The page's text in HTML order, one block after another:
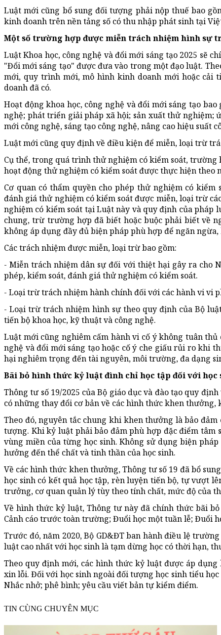
Luật mới cũng bổ sung đối tượng phải nộp thuế bao
kinh doanh trên nền tảng số có thu nhập phát sinh tại
Một số trường hợp được miễn trách nhiệm hình sự
Luật Khoa học, công nghệ và đổi mới sáng tạo 2025 sẽ
"Đổi mới sáng tạo" được đưa vào trong một đạo luật.
mới, quy trình mới, mô hình kinh doanh mới hoặc cải
doanh đã có.
Hoạt động khoa học, công nghệ và đổi mới sáng tạo
nghệ; phát triển giải pháp xã hội; sản xuất thử nghiệm;
mới công nghệ, sáng tạo công nghệ, nâng cao hiệu suất
Luật mới cũng quy định về điều kiện để miễn, loại trừ
Cụ thể, trong quá trình thử nghiệm có kiểm soát,
hoạt động thử nghiệm có kiểm soát được thực hiện theo
Cơ quan có thẩm quyền cho phép thử nghiệm có
đánh giá thử nghiệm có kiểm soát được miễn, loại trừ
nghiệm có kiểm soát tại Luật này và quy định của pháp
chung, trừ trường hợp đã biết hoặc buộc phải biết về
không áp dụng đầy đủ biện pháp phù hợp để ngăn
Các trách nhiệm được miễn, loại trừ bao gồm:
- Miễn trách nhiệm dân sự đối với thiệt hại gây ra cho
phép, kiểm soát, đánh giá thử nghiệm có kiểm soát.
- Loại trừ trách nhiệm hành chính đối với các hành vi vi
- Loại trừ trách nhiệm hình sự theo quy định của Bộ
tiến bộ khoa học, kỹ thuật và công nghệ.
Luật mới cũng nghiêm cấm hành vi cố ý không tuân
nghệ và đổi mới sáng tạo hoặc cố ý che giấu rủi ro khi
hại nghiêm trọng đến tài nguyên, môi trường, đa dạng
Bãi bỏ hình thức kỷ luật đình chỉ học tập đối với học
Thông tư số 19/2025 của Bộ giáo dục và đào tạo quy
có những thay đổi cơ bản về các hình thức khen thưởng,
Theo đó, nguyên tắc chung khi khen thưởng là bảo
tượng. Khi kỷ luật phải bảo đảm phù hợp đặc điểm tâm
vùng miền của từng học sinh. Không sử dụng biện
hưởng đến thể chất và tinh thần của học sinh.
Về các hình thức khen thưởng, Thông tư số 19 đã bổ
học sinh có kết quả học tập, rèn luyện tiến bộ, tự vượt
trưởng, cơ quan quản lý tùy theo tính chất, mức độ của
Về hình thức kỷ luật, Thông tư này đã chính thức bãi
Cảnh cáo trước toàn trường; Đuổi học một tuần lễ; Đuổi
Trước đó, năm 2020, Bộ GD&ĐT ban hành điều lệ
luật cao nhất với học sinh là tạm dừng học có thời hạn,
Theo quy định mới, các hình thức kỷ luật được áp
xin lỗi. Đối với học sinh ngoài đối tượng học sinh tiểu
Nhắc nhở; phê bình; yêu cầu viết bản tự kiểm điểm.
TIN CÙNG CHUYÊN MỤC